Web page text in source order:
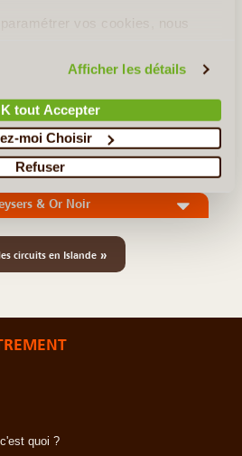
vos cookies, nous
Afficher les détails
tout Accepter
moi Choisir
Refuser
que l’on puisse réaliser en une
l’antagonisme du feu et de la glace, la
Laugavegur
de l’Hekla à l’Océan
& Or Noir
circuits en Islande»
quoi ?